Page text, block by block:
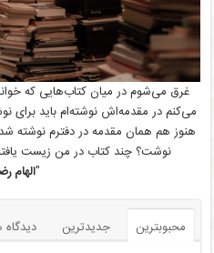
غرق می‌شوم در میان کتاب‌هایی که
می‌کنم در مقدمه‌اش نوشته‌ام باید برای
هنوز هم همان مقدمه در دفترم نوشته
نوشت؟ چند کتاب در من زیست
"الهام
محبوبترین جدیدترین دیدگاه